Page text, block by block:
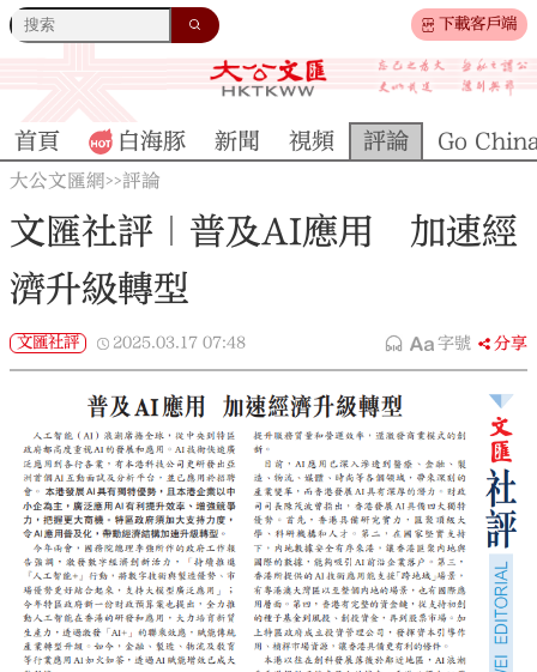
下載客戶端
首頁 白海豚 新聞 視頻 評論 Go
大公文匯網>>評論
文匯社評｜普及AI應用 加速經
濟升級轉型
文匯社評 2025.03.17 07:48 字號 分享